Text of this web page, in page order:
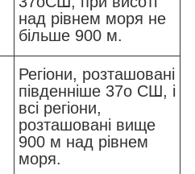
над рівнем моря не
більше 900 м.
Регіони, розташовані
південніше 37o СШ, і
всі регіони,
розташовані вище
900 м над рівнем
моря.